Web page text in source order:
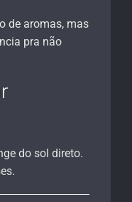
de aromas, mas
pra não
do sol direto.